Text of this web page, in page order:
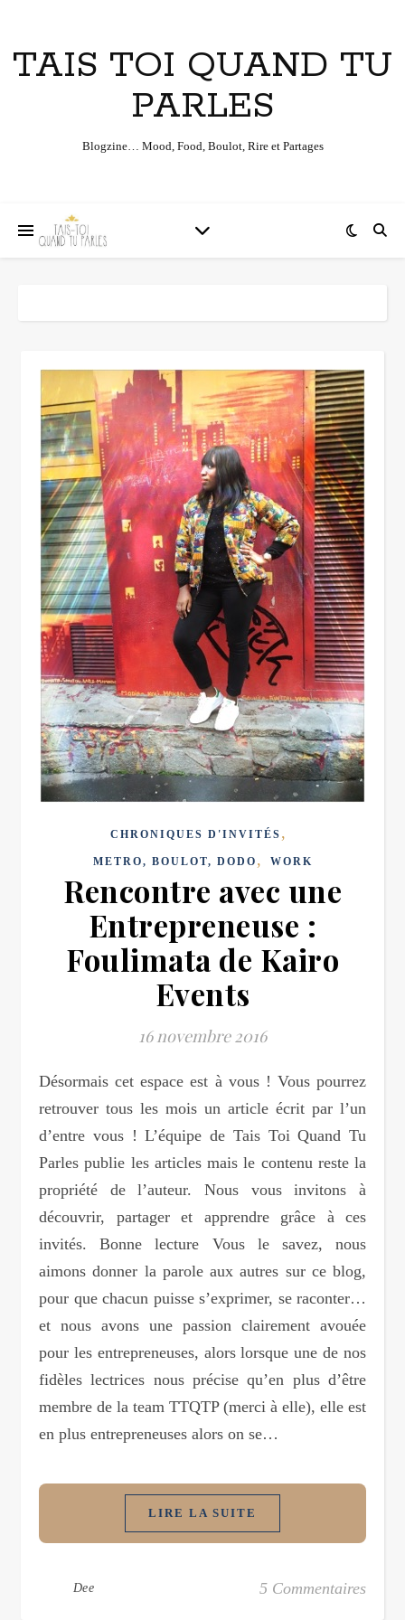
TAIS TOI QUAND TU
PARLES
Blogzine… Mood, Food, Boulot, Rire et Partages
CHRONIQUES D'INVITÉS ,
METRO, BOULOT, DODO , WORK
Rencontre avec une
Entrepreneuse :
Foulimata de Kairo
Events
16 novembre 2016
Désormais cet espace est à vous ! Vous pourrez
retrouver tous les mois un article écrit par l’un
d’entre vous ! L’équipe de Tais Toi Quand Tu
Parles publie les articles mais le contenu reste la
propriété de l’auteur. Nous vous invitons à
découvrir, partager et apprendre grâce à ces
invités. Bonne lecture Vous le savez, nous
aimons donner la parole aux autres sur ce blog,
pour que chacun puisse s’exprimer, se raconter…
et nous avons une passion clairement avouée
pour les entrepreneuses, alors lorsque une de nos
fidèles lectrices nous précise qu’en plus d’être
membre de la team TTQTP (merci à elle), elle est
en plus entrepreneuses alors on se…
LIRE LA SUITE
Dee 5 Commentaires